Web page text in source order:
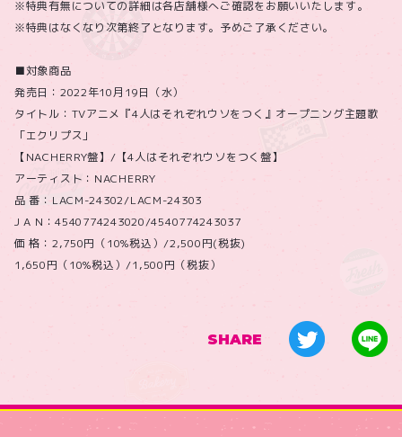
※特典有無についての詳細は各店舗様へご確認をお願いいたします。
※特典はなくなり次第終了となります。予めご了承ください。
■対象商品
発売日：2022年10月19日（水）
タイトル：TVアニメ『4人はそれぞれウソをつく』オープニング主題歌
「エクリプス」
【NACHERRY盤】/【4人はそれぞれウソをつく盤】
アーティスト：NACHERRY
品 番：LACM-24302/LACM-24303
J A N：4540774243020/4540774243037
価 格：2,750円（10%税込）/2,500円(税抜)
1,650円（10%税込）/1,500円（税抜）
SHARE